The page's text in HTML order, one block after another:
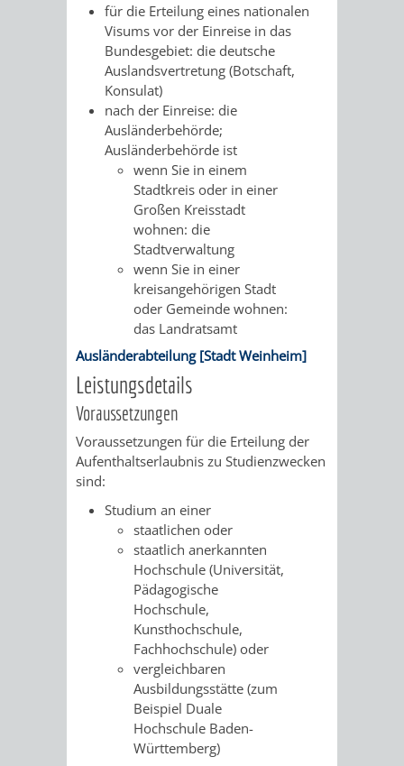
STADTKÄMMEREI
FINANZEN
UMWELT-
für die Erteilung eines nationalen
Visums vor der Einreise in das
Bundesgebiet: die deutsche
Auslandsvertretung (Botschaft,
Konsulat)
nach der Einreise: die
Ausländerbehörde;
Ausländerbehörde ist
wenn Sie in einem
Stadtkreis oder in einer
Großen Kreisstadt
wohnen: die
Stadtverwaltung
wenn Sie in einer
kreisangehörigen Stadt
oder Gemeinde wohnen:
das Landratsamt
Ausländerabteilung [Stadt Weinheim]
Leistungsdetails
Voraussetzungen
Voraussetzungen für die Erteilung der
Aufenthaltserlaubnis zu Studienzwecken
sind:
Studium an einer
staatlichen oder
staatlich anerkannten
Hochschule (Universität,
Pädagogische
Hochschule,
Kunsthochschule,
Fachhochschule) oder
vergleichbaren
Ausbildungsstätte (zum
Beispiel Duale
Hochschule Baden-
Württemberg)